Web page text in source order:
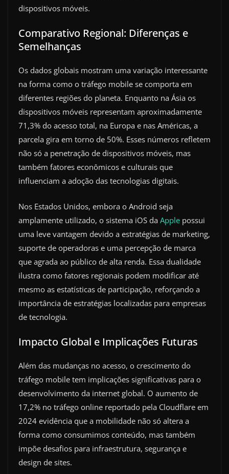
dispositivos móveis.
Comparativo Regional: Diferenças e
Semelhanças
Os dados globais mostram uma variação interessante
na forma como o tráfego mobile se comporta em
diferentes regiões do planeta. Enquanto na Ásia os
dispositivos móveis representam aproximadamente
71,3% do acesso total, na Europa e nas Américas, a
parcela gira em torno de 50%. Esses números refletem
não só a penetração de dispositivos móveis, mas
também fatores econômicos e culturais que
influenciam a adoção das tecnologias digitais.
Nos Estados Unidos, embora o Android seja
amplamente utilizado, o sistema iOS da Apple possui
uma leve vantagem devido a estratégias de marketing,
suporte de operadoras e uma percepção de marca
que agrada ao público de alta renda. Essa dualidade
ilustra como fatores regionais podem modificar até
mesmo as estatísticas de participação, reforçando a
importância de estratégias localizadas para empresas
de tecnologia.
Impacto Global e Implicações Futuras
Além das mudanças no acesso, o crescimento do
tráfego mobile tem implicações significativas para o
desenvolvimento da internet global. O aumento de
17,2% no tráfego online reportado pela Cloudflare em
2024 evidência que a mobilidade não só altera a
forma como consumimos conteúdo, mas também
impõe desafios para infraestrutura, segurança e
design de sites.